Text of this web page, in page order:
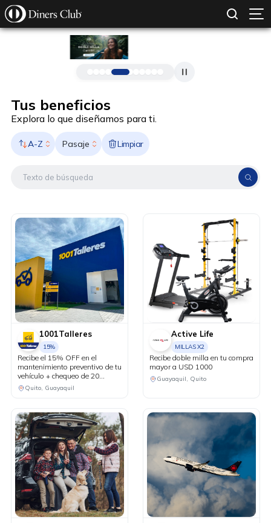
Pasar al contenido principal
Tus beneficios
Explora lo que diseñamos para ti.
A-Z Pasaje Limpiar
1001Talleres
15%
Recibe el 15% OFF en el
mantenimiento preventivo de tu
vehículo + chequeo de 20
puntos sin costo.
Quito, Guayaquil
Active Life
MILLAS X2
Recibe doble milla en tu compra
mayor a USD 1000
Guayaquil, Quito